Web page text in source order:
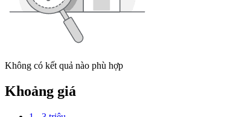
Không có kết quả nào phù hợp
Khoảng giá